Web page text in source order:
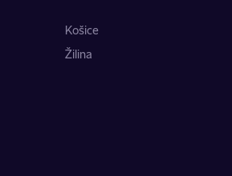
Košice
Žilina